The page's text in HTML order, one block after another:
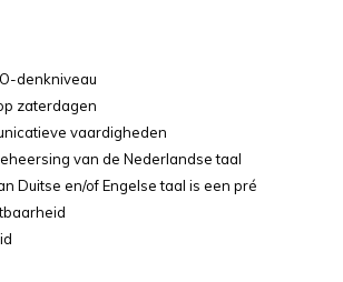
denkniveau
zaterdagen
vaardigheden
van de Nederlandse taal
Duitse en/of Engelse taal is een pré